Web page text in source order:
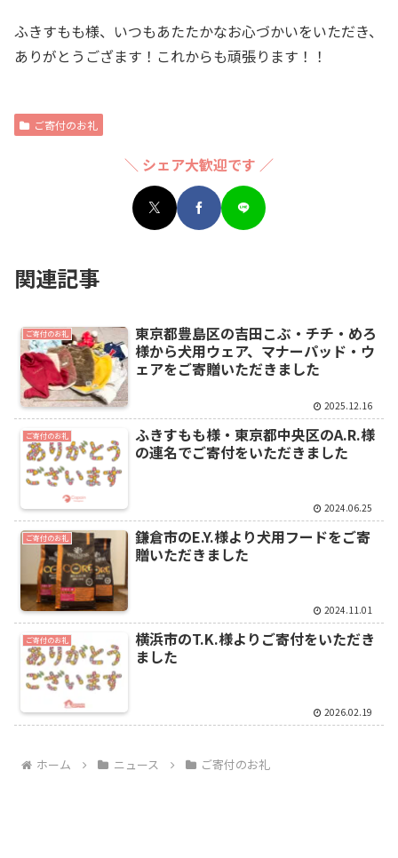
ふきすもも様、いつもあたたかなお心づかいをいただき、
ありがとうござます！これからも頑張ります！！
ご寄付のお礼
＼ シェア大歓迎です ／
関連記事
ご寄付のお礼
東京都豊島区の吉田こぶ・チチ・めろ
様から犬用ウェア、マナーパッド・ウ
ェアをご寄贈いただきました
2025.12.16
ご寄付のお礼
ふきすもも様・東京都中央区のA.R.様
の連名でご寄付をいただきました
2024.06.25
ご寄付のお礼
鎌倉市のE.Y.様より犬用フードをご寄
贈いただきました
2024.11.01
ご寄付のお礼
横浜市のT.K.様よりご寄付をいただき
ました
2026.02.19
ホーム ニュース ご寄付のお礼